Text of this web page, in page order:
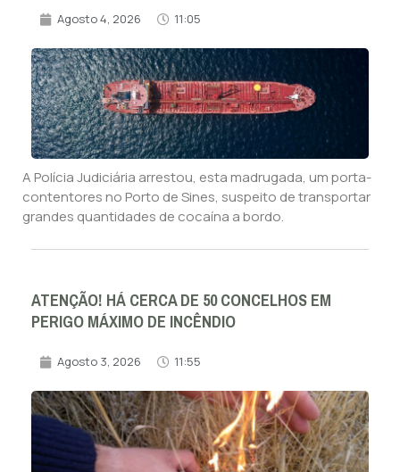
Agosto 4, 2026 11:05
A Polícia Judiciária arrestou, esta madrugada, um porta-
contentores no Porto de Sines, suspeito de transportar
grandes quantidades de cocaína a bordo.
ATENÇÃO! HÁ CERCA DE 50 CONCELHOS EM
PERIGO MÁXIMO DE INCÊNDIO
Agosto 3, 2026 11:55